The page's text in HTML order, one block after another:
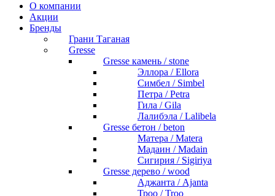
О компании
Акции
Бренды
Грани Таганая
Gresse
Gresse камень / stone
Эллора / Ellora
Симбел / Simbel
Петра / Petra
Гила / Gila
Лалибэла / Lalibela
Gresse бетон / beton
Матера / Matera
Мадаин / Madain
Сигирия / Sigiriya
Gresse дерево / wood
Аджанта / Ajanta
Троо / Troo